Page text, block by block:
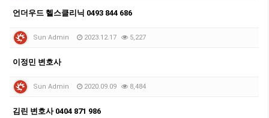
언더우드 헬스클리닉 0493 844 686
Sun Admin 2023.12.17 5,227
이정민 변호사
Sun Admin 2020.09.09 8,484
김린 변호사 0404 871 986